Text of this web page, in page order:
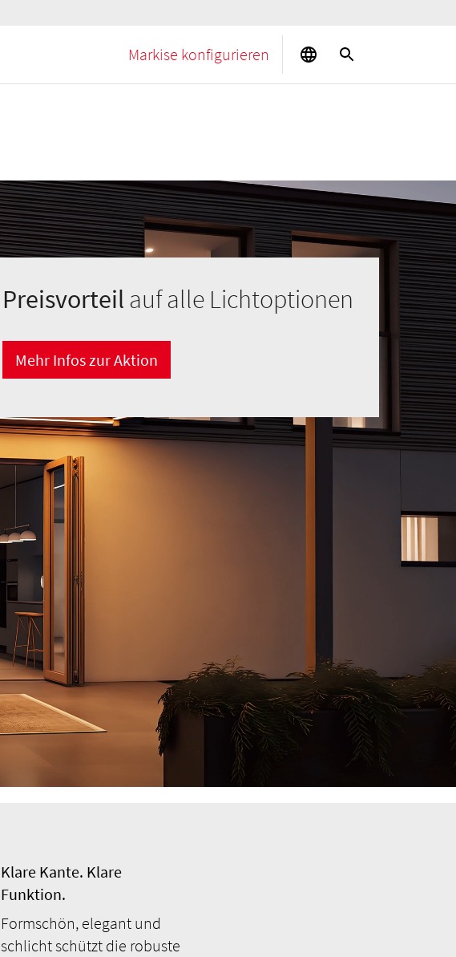
Markise konfigurieren
Preisvorteil auf alle Lichtoptionen
Mehr Infos zur Aktion
Klare Kante. Klare
Funktion.
Formschön, elegant und
schlicht schützt die robuste